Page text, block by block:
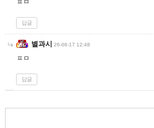
ㅍㅁ
답글
별과시 26-06-17 12:48
ㅍㅁ
답글